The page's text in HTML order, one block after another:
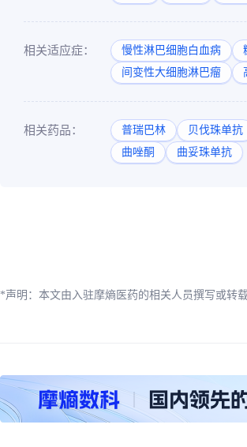
相关适应症： 慢性淋巴细胞白血病
间变性大细胞淋巴瘤
相关药品： 普瑞巴林 贝伐珠单抗
曲唑酮
曲妥珠单抗
*声明：本文由入驻摩熵医药的相关人员撰写或转